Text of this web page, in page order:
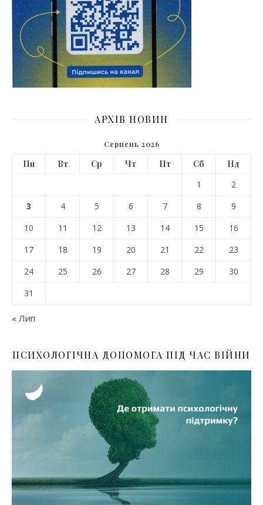
АРХІВ НОВИН
Серпень 2026
Пн Вт Ср Чт Пт Сб
Нд
1
2
3
4 5 6 7 8
9
10
11 12 13 14 15
16
17
18 19 20 21 22
23
24
25 26 27 28 29
30
31
« Лип
ПСИХОЛОГІЧНА ДОПОМОГА ПІД ЧАС ВІЙНИ